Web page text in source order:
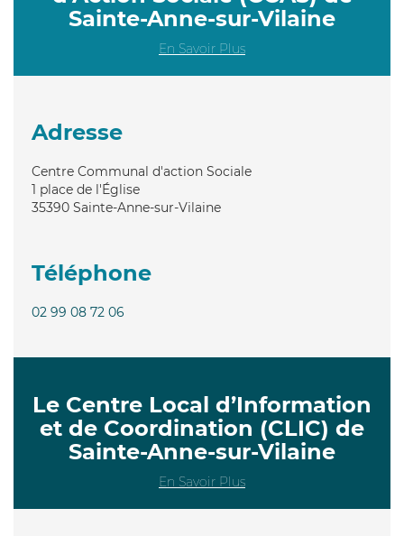
Sainte-Anne-sur-Vilaine
En Savoir Plus
Adresse
Centre Communal d'action Sociale
1 place de l'Église
35390 Sainte-Anne-sur-Vilaine
Téléphone
02 99 08 72 06
Le Centre Local d’Information
et de Coordination (CLIC) de
Sainte-Anne-sur-Vilaine
En Savoir Plus